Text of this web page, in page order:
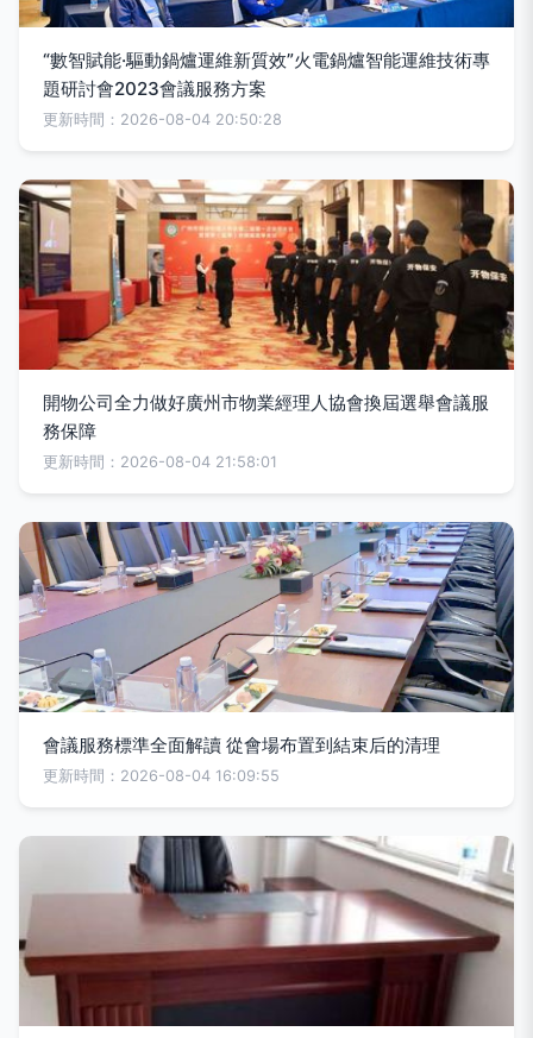
“數智賦能·驅動鍋爐運維新質效”火電鍋爐智能運維技術專
題研討會2023會議服務方案
更新時間：2026-08-04 20:50:28
開物公司全力做好廣州市物業經理人協會換屆選舉會議服
務保障
更新時間：2026-08-04 21:58:01
會議服務標準全面解讀 從會場布置到結束后的清理
更新時間：2026-08-04 16:09:55